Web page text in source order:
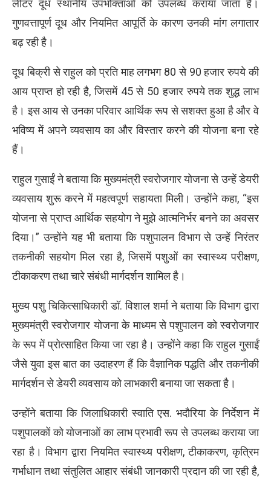
लीटर दूध स्थानीय उपभोक्ताओं को उपलब्ध कराया जाता है।
गुणवत्तापूर्ण दूध और नियमित आपूर्ति के कारण उनकी मांग लगातार
बढ़ रही है।
दूध बिक्री से राहुल को प्रति माह लगभग 80 से 90 हजार रुपये की
आय प्राप्त हो रही है, जिसमें 45 से 50 हजार रुपये तक शुद्ध लाभ
है। इस आय से उनका परिवार आर्थिक रूप से सशक्त हुआ है और वे
भविष्य में अपने व्यवसाय का और विस्तार करने की योजना बना रहे
हैं।
राहुल गुसाईं ने बताया कि मुख्यमंत्री स्वरोजगार योजना से उन्हें डेयरी
व्यवसाय शुरू करने में महत्वपूर्ण सहायता मिली। उन्होंने कहा, “इस
योजना से प्राप्त आर्थिक सहयोग ने मुझे आत्मनिर्भर बनने का अवसर
दिया।” उन्होंने यह भी बताया कि पशुपालन विभाग से उन्हें निरंतर
तकनीकी सहयोग मिल रहा है, जिसमें पशुओं का स्वास्थ्य परीक्षण,
टीकाकरण तथा चारे संबंधी मार्गदर्शन शामिल है।
मुख्य पशु चिकित्साधिकारी डॉ. विशाल शर्मा ने बताया कि विभाग द्वारा
मुख्यमंत्री स्वरोजगार योजना के माध्यम से पशुपालन को स्वरोजगार
के रूप में प्रोत्साहित किया जा रहा है। उन्होंने कहा कि राहुल गुसाईं
जैसे युवा इस बात का उदाहरण हैं कि वैज्ञानिक पद्धति और तकनीकी
मार्गदर्शन से डेयरी व्यवसाय को लाभकारी बनाया जा सकता है।
उन्होंने बताया कि जिलाधिकारी स्वाति एस. भदौरिया के निर्देशन में
पशुपालकों को योजनाओं का लाभ प्रभावी रूप से उपलब्ध कराया जा
रहा है। विभाग द्वारा नियमित स्वास्थ्य परीक्षण, टीकाकरण, कृत्रिम
गर्भाधान तथा संतुलित आहार संबंधी जानकारी प्रदान की जा रही है,